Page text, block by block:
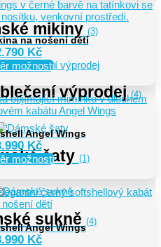
mikiny (3)
výprodej(4)
šaty (1)
sukně (4)
více
variant.
Možnosti
lze
na
produktu
na nošení dětí
Kč
možnostíTento
má
více
variant.
Možnosti
lze
vybrat
na
Angel Wings
Kč
možnostíTento
více
Možnosti
lze
Angel Wings
Kč